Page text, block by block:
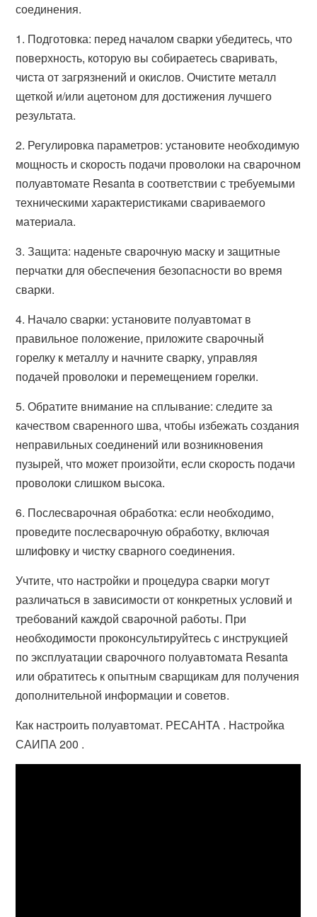
соединения.
1. Подготовка: перед началом сварки убедитесь, что
поверхность, которую вы собираетесь сваривать,
чиста от загрязнений и окислов. Очистите металл
щеткой и/или ацетоном для достижения лучшего
результата.
2. Регулировка параметров: установите необходимую
мощность и скорость подачи проволоки на сварочном
полуавтомате Resanta в соответствии с требуемыми
техническими характеристиками свариваемого
материала.
3. Защита: наденьте сварочную маску и защитные
перчатки для обеспечения безопасности во время
сварки.
4. Начало сварки: установите полуавтомат в
правильное положение, приложите сварочный
горелку к металлу и начните сварку, управляя
подачей проволоки и перемещением горелки.
5. Обратите внимание на сплывание: следите за
качеством сваренного шва, чтобы избежать создания
неправильных соединений или возникновения
пузырей, что может произойти, если скорость подачи
проволоки слишком высока.
6. Послесварочная обработка: если необходимо,
проведите послесварочную обработку, включая
шлифовку и чистку сварного соединения.
Учтите, что настройки и процедура сварки могут
различаться в зависимости от конкретных условий и
требований каждой сварочной работы. При
необходимости проконсультируйтесь с инструкцией
по эксплуатации сварочного полуавтомата Resanta
или обратитесь к опытным сварщикам для получения
дополнительной информации и советов.
Как настроить полуавтомат. РЕСАНТА . Настройка
САИПА 200 .